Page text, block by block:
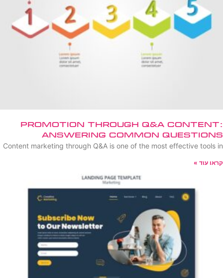
Promotion Through Q&A Content:
Answering Common Questions
Content marketing through Q&A is one of the most effective tools in
קראו עוד »